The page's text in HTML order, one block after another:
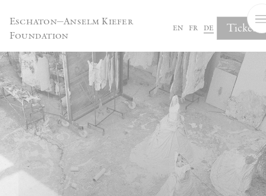
Eschaton—Anselm Kiefer
Foundation
en fr de Tickets